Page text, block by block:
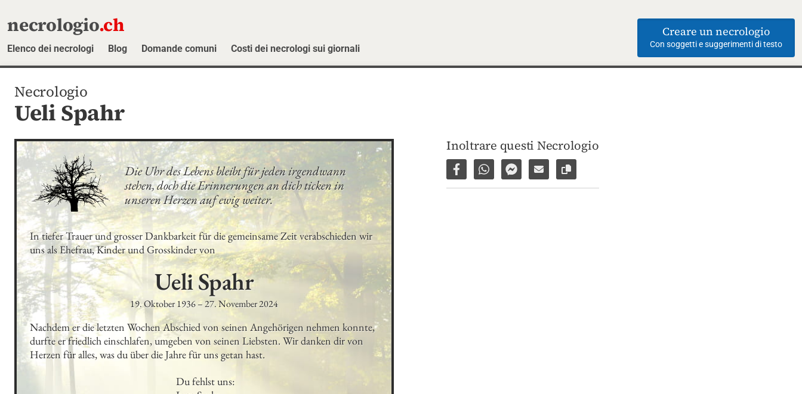
necrologio.ch
Elenco dei necrologi Blog Domande comuni Costi dei necrologi sui giornali
Creare un necrologio
Con soggetti e suggerimenti di testo
Necrologio
Ueli Spahr
Die Uhr des Lebens bleibt für jeden irgendwann
stehen, doch die Erinnerungen an dich ticken in
unseren Herzen auf ewig weiter.
In tiefer Trauer und grosser Dankbarkeit für die gemeinsame Zeit verabschieden wir
uns als Ehefrau, Kinder und Grosskinder von
UeliSpahr
19. Oktober 1936–27. November 2024
Nachdem er die letzten Wochen Abschied von seinen Angehörigen nehmen konnte,
durfte er friedlich einschlafen, umgeben von seinen Liebsten. Wir danken dir von
Herzen für alles, was du über die Jahre für uns getan hast.
Du fehlst uns:
Inoltrare questi Necrologio
Condividi su Facebook
Condividi su WhatsApp
Inviare per Facebook Messenger
Inviare per email
Copia il link alla pagina